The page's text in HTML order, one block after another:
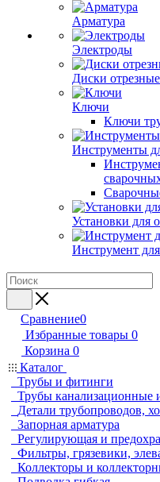
Арматура
Электроды
Диски отрезные
Ключи
Ключи
Инструменты
Установки для
Инструмент
Сравнение0
Избранные товары 0
Корзина 0
Каталог
Трубы и фитинги
Трубы канализационные
Детали трубопроводов,
Запорная арматура
Регулирующая и
Фильтры, грязевики,
Коллекторы и